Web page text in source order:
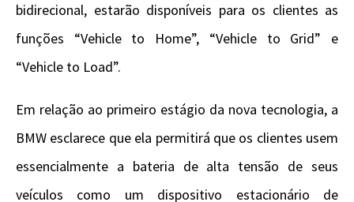
bidirecional, estarão disponíveis para os clientes as
funções “Vehicle to Home”, “Vehicle to Grid” e
“Vehicle to Load”.
Em relação ao primeiro estágio da nova tecnologia, a
BMW esclarece que ela permitirá que os clientes usem
essencialmente a bateria de alta tensão de seus
veículos como um dispositivo estacionário de